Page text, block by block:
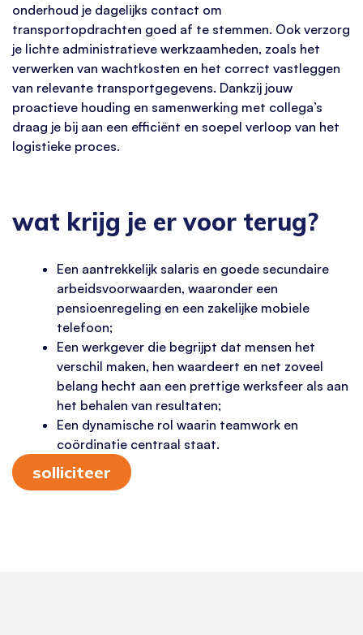
onderhoud je dagelijks contact om
transportopdrachten goed af te stemmen. Ook verzorg
je lichte administratieve werkzaamheden, zoals het
verwerken van wachtkosten en het correct vastleggen
van relevante transportgegevens. Dankzij jouw
proactieve houding en samenwerking met collega’s
draag je bij aan een efficiënt en soepel verloop van het
logistieke proces.
wat krijg je er voor terug?
Een aantrekkelijk salaris en goede secundaire
arbeidsvoorwaarden, waaronder een
pensioenregeling en een zakelijke mobiele
telefoon;
Een werkgever die begrijpt dat mensen het
verschil maken, hen waardeert en net zoveel
belang hecht aan een prettige werksfeer als aan
het behalen van resultaten;
Een dynamische rol waarin teamwork en
coördinatie centraal staat.
solliciteer